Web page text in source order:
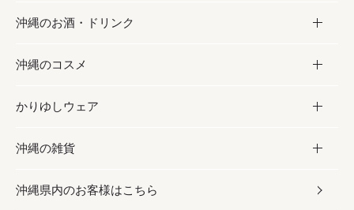
海産物
沖縄料理
沖縄そば／乾麺
レトルト食品
乾物／粉類
砂糖／黒砂糖
塩
お酢／ドレッシング
しょうゆ
みそ
お菓子
黒糖
ちんすこう
伝統菓子
スナック
沖縄のお酒・ドリンク
お酒・ドリンク
泡盛
ビール・チューハイ
ワイン・ウィスキー・カクテル
沖縄のコスメ
コスメ
スキンケア
ボディケア
かりゆしウェア
かりゆしウェア
メンズ
沖縄の雑貨
雑貨
沖縄県内のお客様はこちら